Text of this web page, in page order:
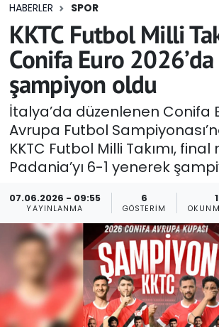
HABERLER SPOR
KKTC Futbol Milli
Conifa Euro 2026’da
şampiyon oldu
İtalya’da düzenlenen Conifa
Avrupa Futbol
KKTC Futbol Milli Takımı,
Padania’yı 6-1 yenerek
07.06.2026 - 09:55
YAYINLANMA
6
GÖSTERIM
Eğitim
Ekonomi
Foto Galeri
GEZİ
Güncel
Gündem
KKTC
KKTC YEREL SEÇİM 2018
Kültür Sanat
Tüm Manşetler
Son Dakika Haberleri
Haber Arşivi